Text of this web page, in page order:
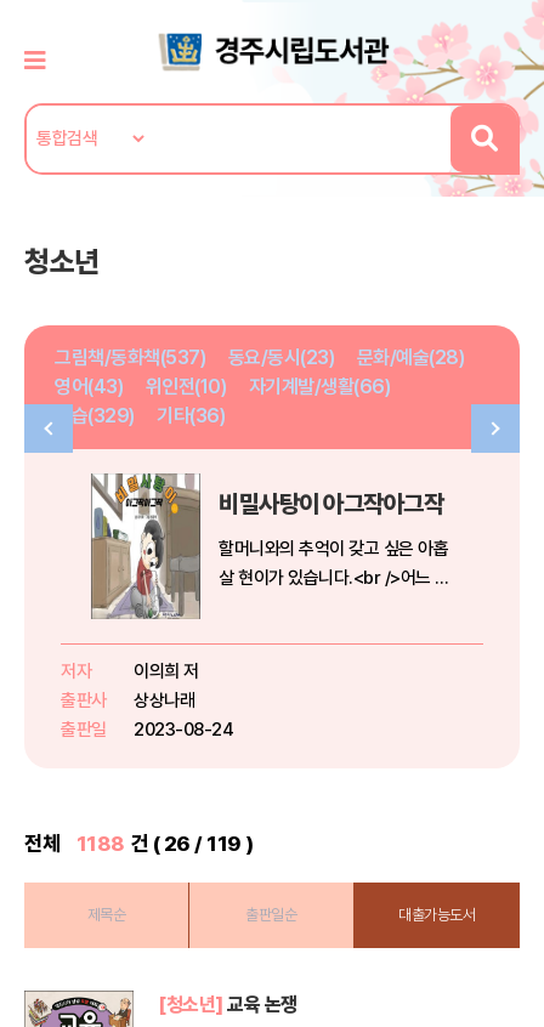
청소년
그림책/동화책(537) 동요/동시(23)
문화/예술(28)
영어(43)
위인전(10)
자기계발/생활(66)
학습(329)
기타(36)
비밀사탕이 아그작아그작
할머니와의 추억이 갖고 싶은 아홉
살 현이가 있습니다.<br />어느 날
저자
이의희 저
출판사
상상나래
출판일
2023-08-24
전체 1188 건 ( 26 / 119 )
제목순 출판일순 대출가능도서
[청소년] 교육 논쟁